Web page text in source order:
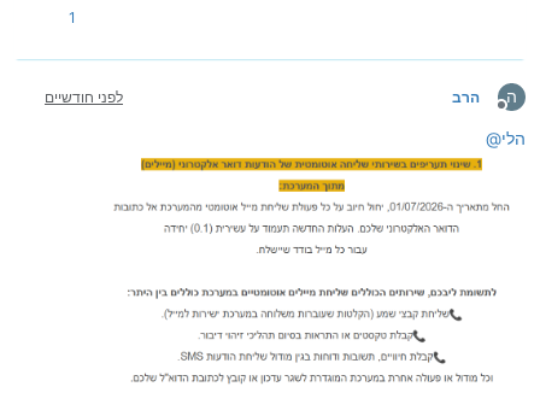
1
ה
מנותק
הרב לפני חודשיים
@הלי